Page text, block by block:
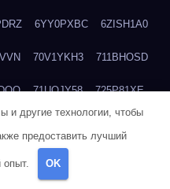
6YY0PXBC 6ZISH1A0
70V1YKH3 711BHOSD
71UQJY58 725P81XE
и другие технологии, чтобы
предоставить лучший
опыт. OK